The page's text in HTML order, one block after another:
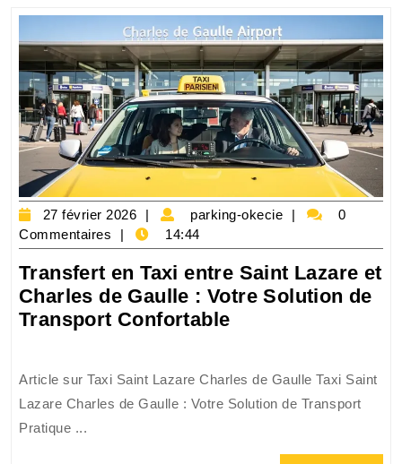
l’Aéroport
Charles
de
Gaulle
27 février 2026
27
février
2026
parking-okecie
parking-
0
Commentaires
14:44
Transfert en Taxi entre Saint Lazare et
Charles de Gaulle : Votre Solution de
Transport ConfortableTransfert
entre
Saint
Article sur Taxi Saint Lazare Charles de Gaulle Taxi Saint
Lazare Charles de Gaulle : Votre Solution de Transport
Pratique ...